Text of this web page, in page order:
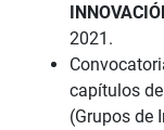
2021.
capítulos
(Grupos de